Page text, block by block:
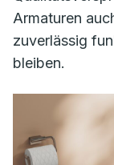
Armaturen
zuverlässig
bleiben.